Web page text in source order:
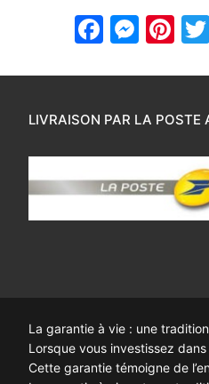
LIVRAISON PAR LA POSTE
La garantie à vie : une
Lorsque vous investissez
Cette garantie témoigne de